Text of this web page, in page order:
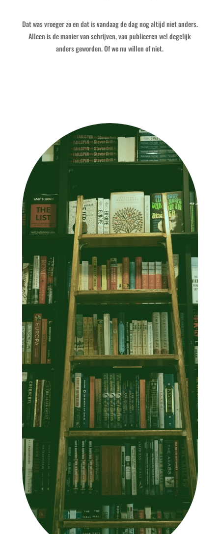
Dat was vroeger zo en dat is vandaag de dag nog altijd niet anders.
Alleen is de manier van schrijven, van publiceren wel degelijk
anders geworden. Of we nu willen of niet.